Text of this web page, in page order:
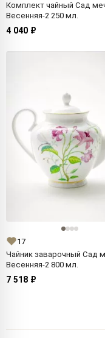
Комплект чайный Сад
Весенняя-2 250 мл.
4 040 ₽
17
Чайник заварочный Сад
Весенняя-2 800 мл.
7 518 ₽